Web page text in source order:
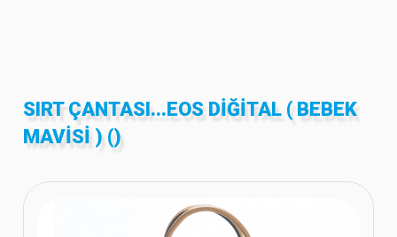
SIRT ÇANTASI...EOS DIĞITAL ( BEBEK
MAVISI ) ()